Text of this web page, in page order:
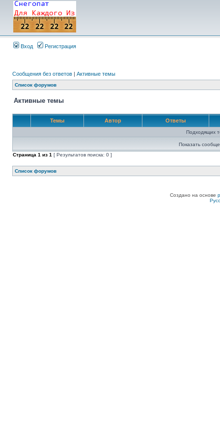
Вход Регистрация
Сообщения без ответов | Активные темы
Список форумов
Активные темы
Темы Автор Ответы
Подходящих
Показать
Страница 1 из 1 [ Результатов поиска: 0 ]
Список форумов
Создано на основе